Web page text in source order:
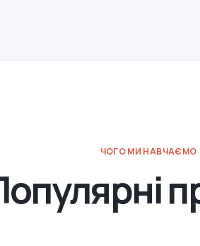
ЧОГО МИ НАВЧАЄМО